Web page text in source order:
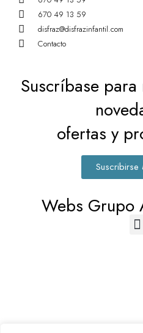
670 49 13 59
disfraz@disfrazinfantil.com
Contacto
Suscríbase
ofertas y
Suscribirse
Webs Grupo